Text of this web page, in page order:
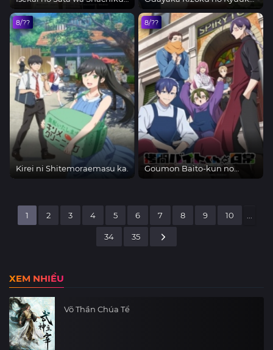
Shidai
no Susume.
8/??
Kirei ni Shitemoraemasu ka.
8/??
Goumon Baito-kun no
Nichijou
1 2 3 4 5 6 7 8 9 10
34 35
XEM NHIỀU
Võ Thần Chúa Tể